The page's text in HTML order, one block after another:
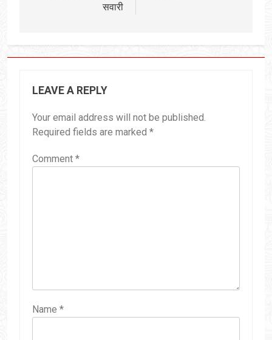
सवारी
LEAVE A REPLY
Your email address will not be published.
Required fields are marked *
Comment *
Name *